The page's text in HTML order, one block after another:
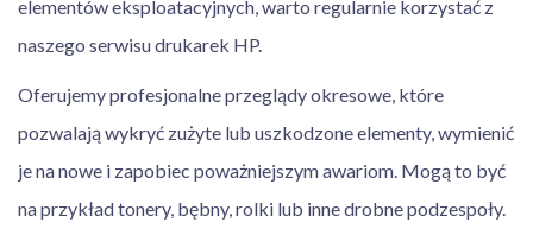
elementów eksploatacyjnych, warto regularnie korzystać z
naszego serwisu drukarek HP.
Oferujemy profesjonalne przeglądy okresowe, które
pozwalają wykryć zużyte lub uszkodzone elementy, wymienić
je na nowe i zapobiec poważniejszym awariom. Mogą to być
na przykład tonery, bębny, rolki lub inne drobne podzespoły.